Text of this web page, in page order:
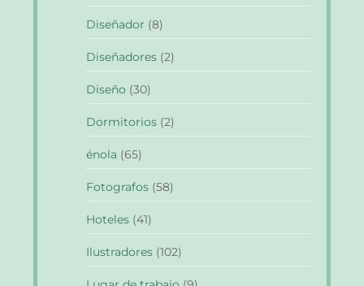
Diseñador (8)
Diseñadores (2)
Diseño (30)
Dormitorios (2)
énola (65)
Fotografos (58)
Hoteles (41)
Ilustradores (102)